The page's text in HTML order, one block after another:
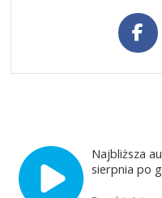
Najbliższa
sierpnia po